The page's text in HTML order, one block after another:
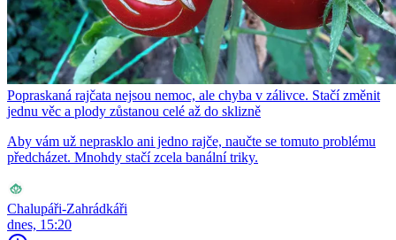
Popraskaná rajčata nejsou nemoc, ale chyba v zálivce. Stačí změnit
jednu věc a plody zůstanou celé až do sklizně
Aby vám už neprasklo ani jedno rajče, naučte se tomuto problému
předcházet. Mnohdy stačí zcela banální triky.
Chalupáři-Zahrádkáři
dnes, 15:20